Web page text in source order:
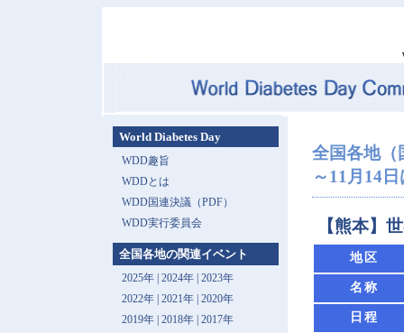
全国各地（
～11月14
【熊本】
地区
名称
日程
World Diabetes Day
WDD趣旨
WDDとは
WDD国連決議（PDF）
WDD実行委員会
全国各地の関連イベント
2025年| 2024年| 2023年
2022年| 2021年| 2020年
2019年| 2018年| 2017年